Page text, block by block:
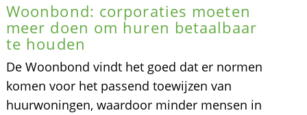
Woonbond: corporaties moeten
meer doen om huren betaalbaar
te houden
De Woonbond vindt het goed dat er normen
komen voor het passend toewijzen van
huurwoningen, waardoor minder mensen in